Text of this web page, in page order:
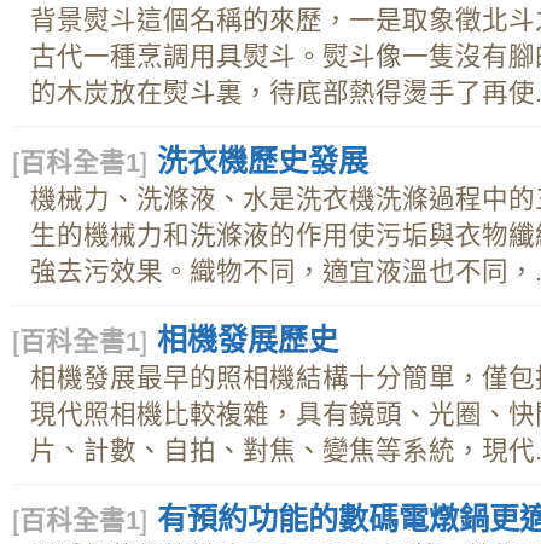
背景熨斗這個名稱的來歷，一是取象徵北
古代一種烹調用具熨斗。熨斗像一隻沒有
的木炭放在熨斗裏，待底部熱得燙手了再使
[百科全書1] 洗衣機歷史發展
機械力、洗滌液、水是洗衣機洗滌過程中
生的機械力和洗滌液的作用使污垢與衣物
強去污效果。織物不同，適宜液溫也不同，
[百科全書1] 相機發展歷史
相機發展最早的照相機結構十分簡單，僅
現代照相機比較複雜，具有鏡頭、光圈、
片、計數、自拍、對焦、變焦等系統，現代
[百科全書1] 有預約功能的數碼電燉鍋更